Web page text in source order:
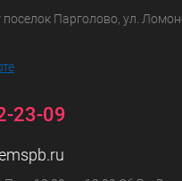
поселок Парголово, ул.
23-09